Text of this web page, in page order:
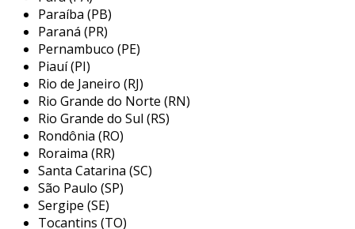
21 é utilizado em uma variedade de indústrias,
sendo especialmente relevante em setores que
demandam alta confiabilidade em seus
sistemas. dentre as principais aplicações,
podemos destacar:
pumps:comumente utilizado em bombas
centrífugas e de pressão, garantindo a
vedação eficaz de líquidos, evitando
perdas de eficiência e contaminação.
compressores:
compressores de ar e refrigerantes, onde
Paraíba (PB)
Paraná (PR)
Pernambuco (PE)
Piauí (PI)
Rio de Janeiro (RJ)
Rio Grande do Norte (RN)
Rio Grande do Sul (RS)
Rondônia (RO)
Roraima (RR)
Santa Catarina (SC)
São Paulo (SP)
Sergipe (SE)
Tocantins (TO)